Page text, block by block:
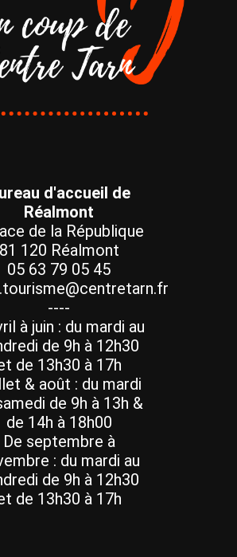
d'accueil de
Réalmont
de la République
81 120 Réalmont
05 63 79 05 45
----
à juin : du mardi au
de 9h à 12h30
de 13h30 à 17h
& août : du mardi
de 9h à 13h &
de 14h à 18h00
De septembre à
: du mardi au
de 9h à 12h30
de 13h30 à 17h